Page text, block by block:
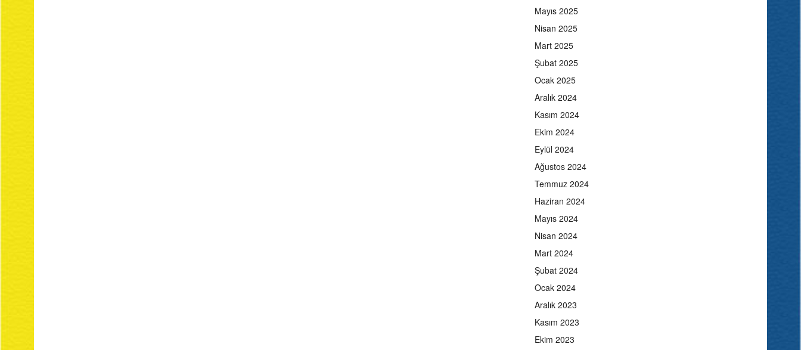
Mayıs 2025
Nisan 2025
Mart 2025
Şubat 2025
Ocak 2025
Aralık 2024
Kasım 2024
Ekim 2024
Eylül 2024
Ağustos 2024
Temmuz 2024
Haziran 2024
Mayıs 2024
Nisan 2024
Mart 2024
Şubat 2024
Ocak 2024
Aralık 2023
Kasım 2023
Ekim 2023